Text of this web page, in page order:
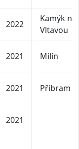
2022
Kamýk
Vltavou
2021 Milín
2021 Příbram
2021